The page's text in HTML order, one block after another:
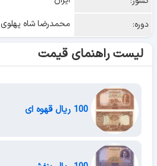
دوره:
محمدرضا شاه پهلوی
لیست راهنمای قیمت